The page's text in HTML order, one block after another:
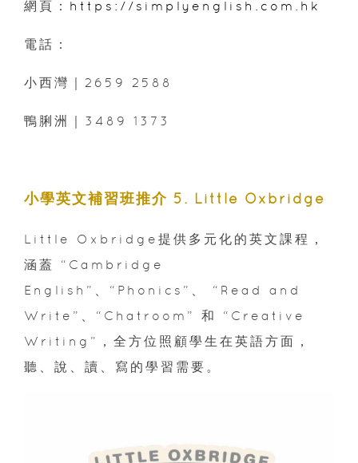
網頁： https://simplyenglish.com.hk
電話：
小西灣｜2659 2588
鴨脷洲｜3489 1373
小學英文補習班推介 5. Little Oxbridge
Little Oxbridge提供多元化的英文課程，
涵蓋 “Cambridge
English”、“Phonics”、 “Read and
Write”、“Chatroom” 和 “Creative
Writing”，全方位照顧學生在英語方面，
聽、說、讀、寫的學習需要。